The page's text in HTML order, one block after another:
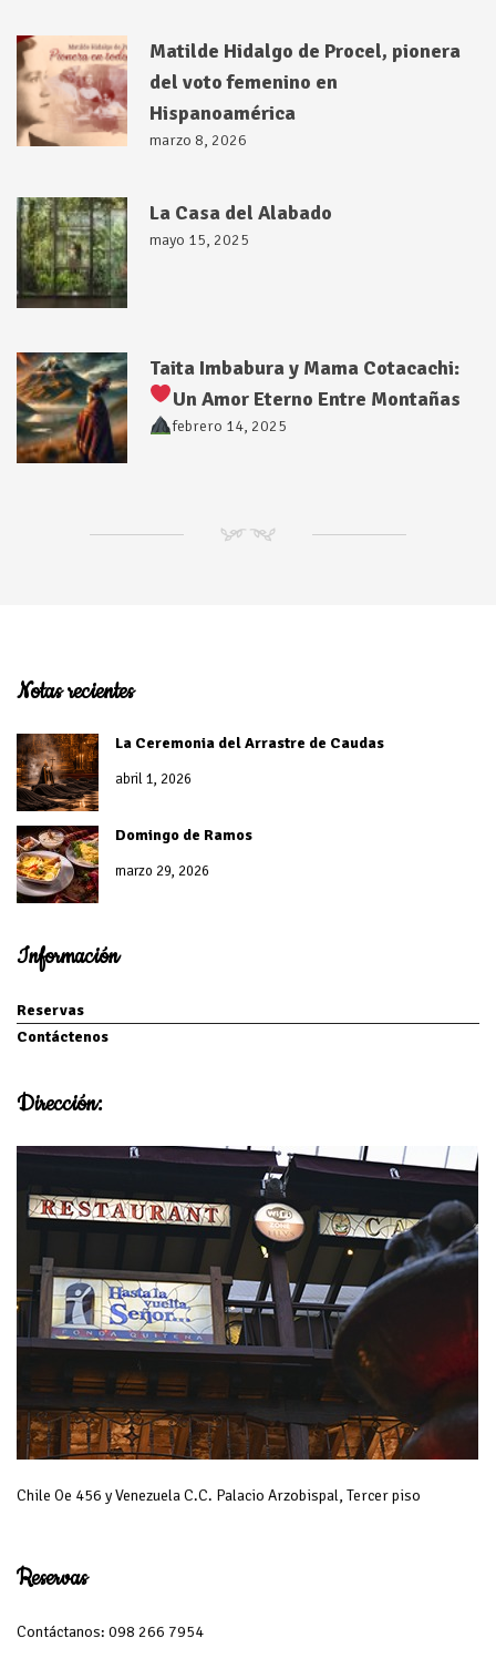
Matilde Hidalgo de Procel, pionera
del voto femenino en
Hispanoamérica
marzo 8, 2026
La Casa del Alabado
mayo 15, 2025
Taita Imbabura y Mama Cotacachi:
Un Amor Eterno Entre Montañas
febrero 14, 2025
NM
Notas recientes
La Ceremonia del Arrastre de Caudas
abril 1, 2026
Domingo de Ramos
marzo 29, 2026
Información
Reservas
Contáctenos
Dirección:
Chile Oe 456 y Venezuela C.C. Palacio Arzobispal, Tercer piso
Reservas
Contáctanos: 098 266 7954